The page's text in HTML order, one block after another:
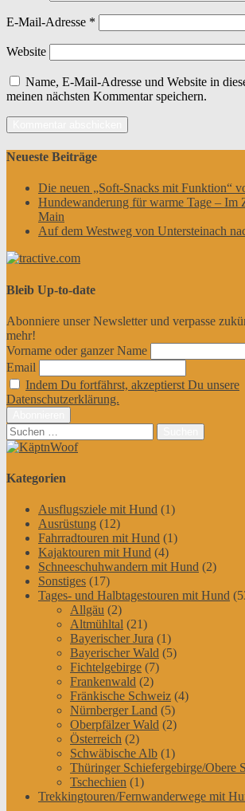
E-Mail-Adresse *
Website
Name, E-Mail-Adresse und Website in
meinen nächsten Kommentar speichern.
Neueste Beiträge
Die neuen „Soft-Snacks mit Funktion“
Hundewanderung für warme Tage – Im
Main
Auf dem Westweg von Untersteinach
Bleib Up-to-date
Abonniere unser Newsletter und verpasse
mehr!
Vorname oder ganzer Name
Email
Indem Du fortfährst, akzeptierst Du unsere
Datenschutzerklärung.
Suchen
nach:
Kategorien
Ausflugsziele mit Hund (1)
Ausrüstung (12)
Fahrradtouren mit Hund (1)
Kajaktouren mit Hund (4)
Schneeschuhwandern mit Hund (2)
Sonstiges (17)
Tages- und Halbtagestouren mit Hund
Allgäu (2)
Altmühltal (21)
Bayerischer Jura (1)
Bayerischer Wald (5)
Fichtelgebirge (7)
Frankenwald (2)
Fränkische Schweiz (4)
Nürnberger Land (5)
Oberpfälzer Wald (2)
Österreich (2)
Schwäbische Alb (1)
Thüringer Schiefergebirge/Obere
Tschechien (1)
Trekkingtouren/Fernwanderwege mit